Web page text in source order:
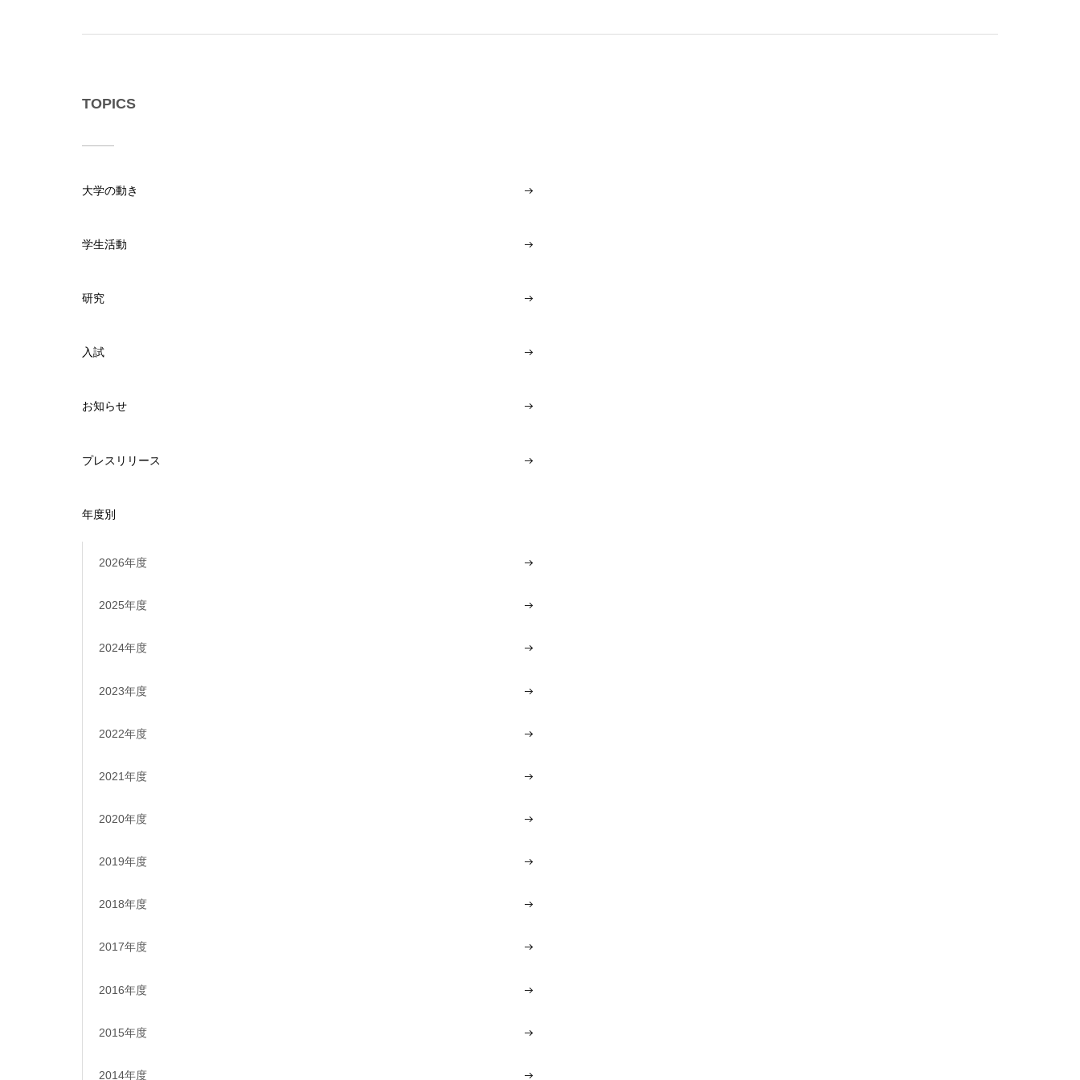
TOPICS
大学の動き
学生活動
研究
入試
お知らせ
プレスリリース
年度別
2026年度
2025年度
2024年度
2023年度
2022年度
2021年度
2020年度
2019年度
2018年度
2017年度
2016年度
2015年度
2014年度